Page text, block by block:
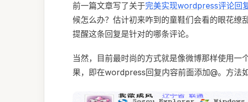
前一篇文章写了关于完美实现wordpress评论回
候怎么办？估计初来咋到的童鞋们会看的眼花缭
提醒这条回复是针对的哪条评论。
当然，目前最时尚的方式就是像微博那样使用一
果，即在wordpress回复内容前面添加@。方法